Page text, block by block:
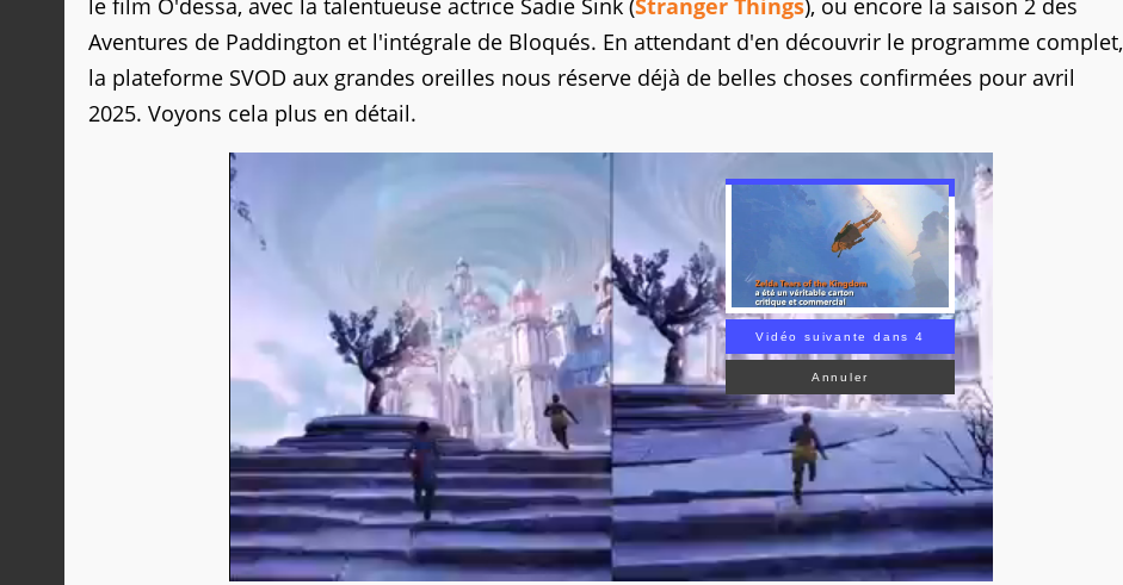
le film O'dessa, avec la talentueuse actrice Sadie Sink (Stranger Things), ou encore la saison 2 des
Aventures de Paddington et l'intégrale de Bloqués. En attendant d'en découvrir le programme complet,
la plateforme SVOD aux grandes oreilles nous réserve déjà de belles choses confirmées pour avril
2025. Voyons cela plus en détail.
Vidéo suivante dans 3
Annuler